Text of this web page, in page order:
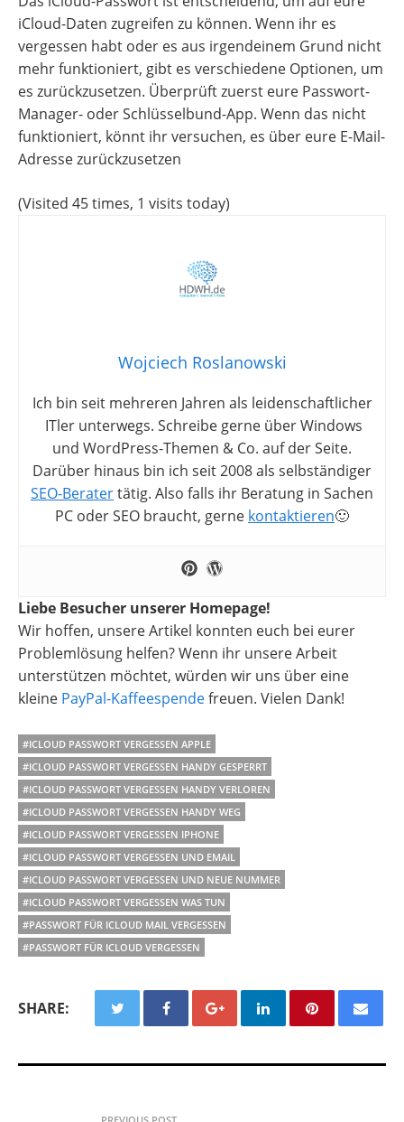
iCloud-Daten zugreifen zu können. Wenn ihr es
vergessen habt oder es aus irgendeinem Grund nicht
mehr funktioniert, gibt es verschiedene Optionen, um
es zurückzusetzen. Überprüft zuerst eure Passwort-
Manager- oder Schlüsselbund-App. Wenn das nicht
funktioniert, könnt ihr versuchen, es über eure E-Mail-
Adresse zurückzusetzen
(Visited 45 times, 1 visits today)
Wojciech Roslanowski
Ich bin seit mehreren Jahren als leidenschaftlicher
ITler unterwegs. Schreibe gerne über Windows
und WordPress-Themen & Co. auf der Seite.
Darüber hinaus bin ich seit 2008 als selbständiger
SEO-Beratertätig. Also falls ihr Beratung in Sachen
PC oder SEO braucht, gerne kontaktieren🙂
Liebe Besucher unserer Homepage!
Wir hoffen, unsere Artikel konnten euch bei eurer
Problemlösung helfen? Wenn ihr unsere Arbeit
unterstützen möchtet, würden wir uns über eine
kleine PayPal-Kaffeespendefreuen. Vielen Dank!
#ICLOUD PASSWORT VERGESSEN APPLE
#ICLOUD PASSWORT VERGESSEN HANDY GESPERRT
#ICLOUD PASSWORT VERGESSEN HANDY VERLOREN
#ICLOUD PASSWORT VERGESSEN HANDY WEG
#ICLOUD PASSWORT VERGESSEN IPHONE
#ICLOUD PASSWORT VERGESSEN UND EMAIL
#ICLOUD PASSWORT VERGESSEN UND NEUE NUMMER
#ICLOUD PASSWORT VERGESSEN WAS TUN
#PASSWORT FÜR ICLOUD MAIL VERGESSEN
#PASSWORT FÜR ICLOUD VERGESSEN
SHARE: